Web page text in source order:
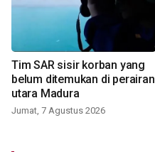
Tim SAR sisir korban yang
belum ditemukan di perairan
utara Madura
Jumat, 7 Agustus 2026